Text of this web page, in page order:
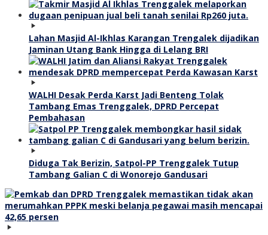
Lahan Masjid Al-Ikhlas Karangan Trengalek dijadikan
Jaminan Utang Bank Hingga di Lelang BRI
WALHI Desak Perda Karst Jadi Benteng Tolak
Tambang Emas Trenggalek, DPRD Percepat
Pembahasan
Diduga Tak Berizin, Satpol-PP Trenggalek Tutup
Tambang Galian C di Wonorejo Gandusari